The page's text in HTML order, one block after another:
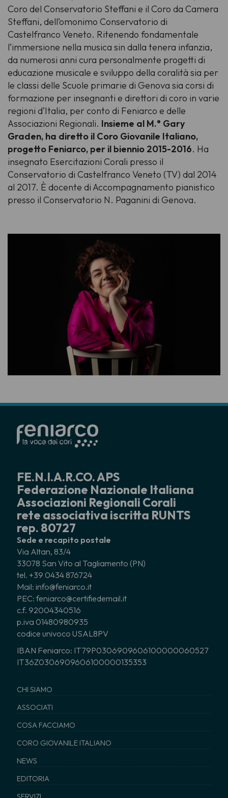
Coro del Conservatorio Steffani e il Coro da Camera
Steffani, dell’omonimo Conservatorio di
Castelfranco Veneto. Ritenendo fondamentale
l’immersione nella musica sin dalla tenera infanzia,
da numerosi anni cura personalmente progetti di
educazione musicale e sviluppo della coralità sia per
le classi delle Scuole primarie di Genova sia corsi di
formazione per insegnanti e direttori di coro in varie
regioni d’Italia, per conto di Feniarco e delle
Associazioni Regionali. Insieme al M.° Gary
Graden, ha diretto il Coro Giovanile Italiano,
progetto Feniarco, per il biennio 2015-2016. Ha
insegnato Esercitazioni Corali presso il
Conservatorio di Castelfranco Veneto (TV) dal 2014
al 2017. È docente di Accompagnamento pianistico
presso il Conservatorio N. Paganini di Genova.
FE.N.I.A.R.CO. APS
Federazione Nazionale Italiana
Associazioni Regionali Corali
rete associativa iscritta RUNTS
rep. 80727
Sede e recapito postale
Via Altan, 83/4
33078 San Vito al Tagliamento (PN)
tel. +39 0434 876724
Mail: info@feniarco.it
PEC: feniarco@certifiedemail.it
c.f. 92004340516
p.iva 01480980935
codice univoco USAL8PV
IBAN Feniarco: IT79P0306909606100000060527
IT36Z0306909606100000135353
CHI SIAMO
ASSOCIATI
COSA FACCIAMO
CORO GIOVANILE ITALIANO
NEWS
EDITORIA